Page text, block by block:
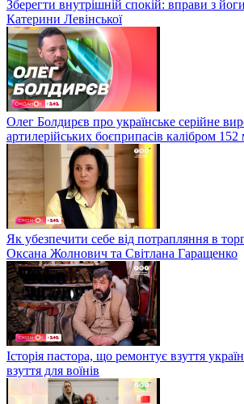
Зберегти внутрішній спокій: вправи з
Катерини Левінської
Олег Болдирєв про українське серійне
артилерійських боєприпасів калібром
Як убезпечити себе від потрапляння в
Оксана Жолнович та Світлана Гаращенко
Історія пастора, що ремонтує взуття
взуття для воїнів